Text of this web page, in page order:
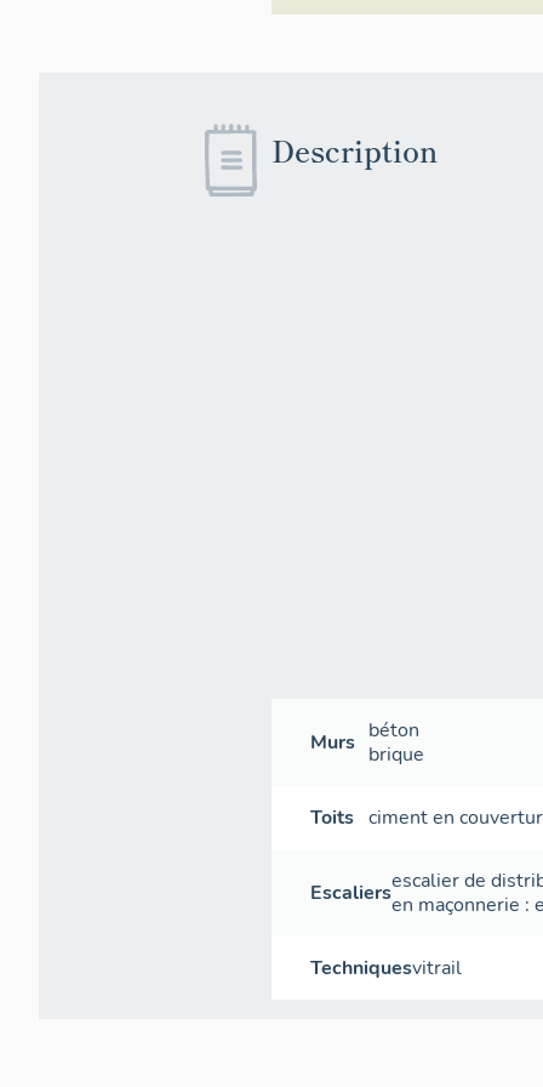
Description
Murs béton
brique
Toits ciment en
Escaliersescalier de
en maçonnerie :
Techniquesvitrail